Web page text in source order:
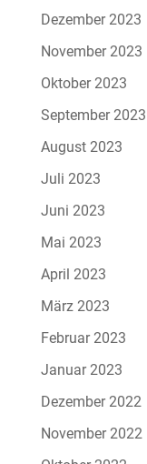
Dezember 2023
November 2023
Oktober 2023
September 2023
August 2023
Juli 2023
Juni 2023
Mai 2023
April 2023
März 2023
Februar 2023
Januar 2023
Dezember 2022
November 2022